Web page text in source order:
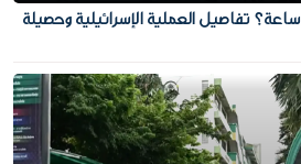
ماذا جرى في قلنديا خلال 48 ساعة؟ تفاصيل العملية الإسرائيلية وحصيلة